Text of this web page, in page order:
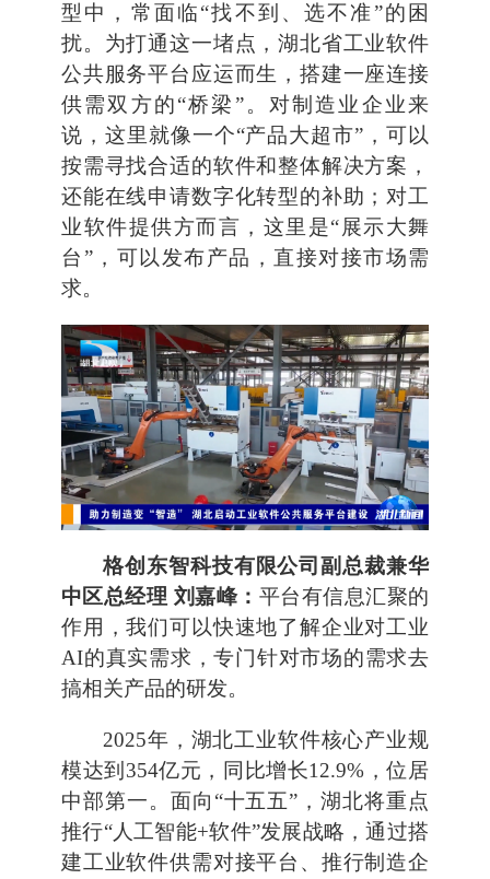
型中，常面临“找不到、选不准”的困
扰。为打通这一堵点，湖北省工业软件
公共服务平台应运而生，搭建一座连接
供需双方的“桥梁”。对制造业企业来
说，这里就像一个“产品大超市”，可以
按需寻找合适的软件和整体解决方案，
还能在线申请数字化转型的补助；对工
业软件提供方而言，这里是“展示大舞
台”，可以发布产品，直接对接市场需
求。
格创东智科技有限公司副总裁兼华
中区总经理 刘嘉峰： 平台有信息汇聚的
作用，我们可以快速地了解企业对工业
AI的真实需求，专门针对市场的需求去
搞相关产品的研发。
2025年，湖北工业软件核心产业规
模达到354亿元，同比增长12.9%，位居
中部第一。面向“十五五”，湖北将重点
推行“人工智能+软件”发展战略，通过搭
建工业软件供需对接平台、推行制造企